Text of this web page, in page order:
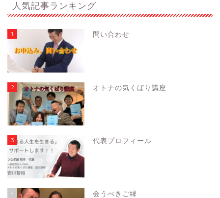
人気記事ランキング
1 問い合わせ
2 オトナの気くばり講座
3 代表プロフィール
4 会うべきご縁